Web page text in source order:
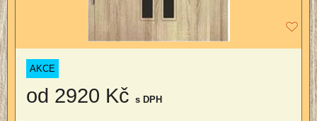
AKCE
od 2920 Kč s DPH